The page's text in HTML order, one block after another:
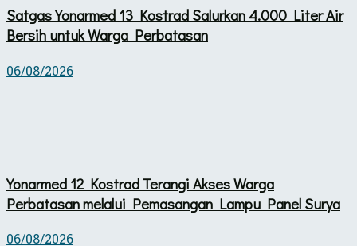
Satgas Yonarmed 13 Kostrad Salurkan 4.000 Liter Air
Bersih untuk Warga Perbatasan
06/08/2026
Yonarmed 12 Kostrad Terangi Akses Warga
Perbatasan melalui Pemasangan Lampu Panel Surya
06/08/2026